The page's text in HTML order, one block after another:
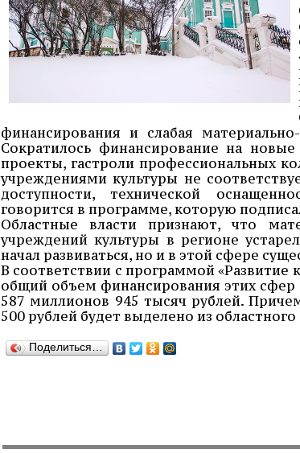
финансирования и слабая
Сократилось финансирование на
проекты, гастроли профессиональных
учреждениями культуры не
доступности, технической
говорится в программе, которую
Областные власти признают, что
учреждений культуры в регионе
начал развиваться, но и в этой сфере
В соответствии с программой «Развитие
общий объем финансирования этих сфер
587 миллионов 945 тысяч рублей.
500 рублей будет выделено из
Поделиться…